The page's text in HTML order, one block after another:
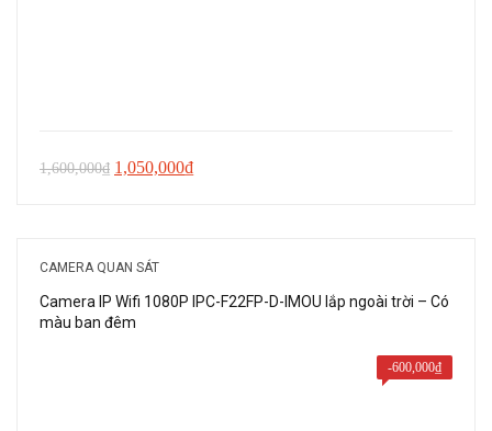
1,600,000₫ Giá
1,600,000₫.
1,050,000₫Giá
1,050,000₫.
CAMERA QUAN SÁT
Camera IP Wifi 1080P IPC-F22FP-D-IMOU lắp ngoài trời – Có
màu ban đêm
-600,000₫